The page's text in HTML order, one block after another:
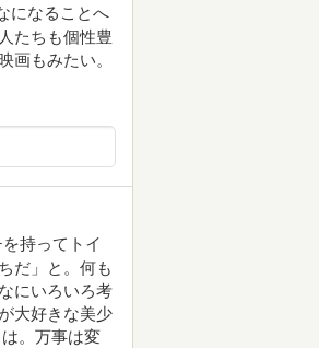
になることへ
たちも個性豊
画もみたい。
持ってトイ
だ」と。何も
にいろいろ考
大好きな美少
。万事は変